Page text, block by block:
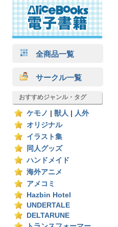
全商品一覧
サークル一覧
おすすめジャンル・タグ
ケモノ 獣人
人外
オリジナル
イラスト集
同人グッズ
ハンドメイド
海外アニメ
アメコミ
Hazbin Hotel
UNDERTALE
DELTARUNE